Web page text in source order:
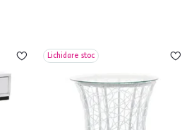
Lichidare stoc